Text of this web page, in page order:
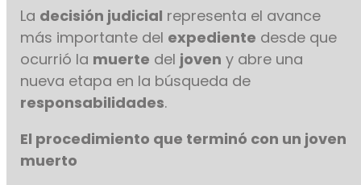
La decisión judicial representa el avance
más importante del expediente desde que
ocurrió la muerte del joven y abre una
nueva etapa en la búsqueda de
responsabilidades.
El procedimiento que terminó con un joven
muerto